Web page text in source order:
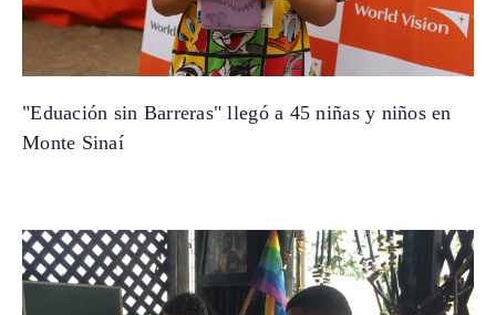
"Eduación sin Barreras" llegó a 45 niñas y niños en
Monte Sinaí